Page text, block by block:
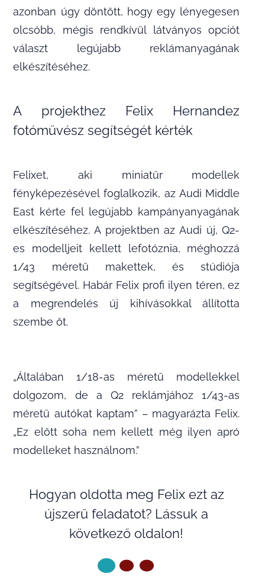
azonban úgy döntött, hogy egy lényegesen
olcsóbb, mégis rendkívül látványos opciót
választ legújabb reklámanyagának
elkészítéséhez.
A projekthez Felix Hernandez
fotóművész segítségét kérték
Felixet, aki miniatűr modellek
fényképezésével foglalkozik, az Audi Middle
East kérte fel legújabb kampányanyagának
elkészítéséhez. A projektben az Audi új, Q2-
es modelljeit kellett lefotóznia, méghozzá
1/43 méretű makettek, és stúdiója
segítségével. Habár Felix profi ilyen téren, ez
a megrendelés új kihívásokkal állította
szembe őt.
„Általában 1/18-as méretű modellekkel
dolgozom, de a Q2 reklámjához 1/43-as
méretű autókat kaptam” – magyarázta Felix.
„Ez előtt soha nem kellett még ilyen apró
modelleket használnom.”
Hogyan oldotta meg Felix ezt az
újszerű feladatot? Lássuk a
következő oldalon!